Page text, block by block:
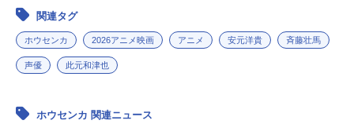
関連タグ
ホウセンカ 2026アニメ映画 アニメ 安元洋貴 斉藤壮馬
声優 此元和津也
ホウセンカ 関連ニュース